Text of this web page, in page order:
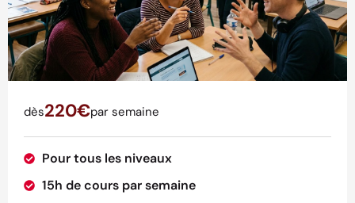
dès220€par semaine
Pour tous les niveaux
15h de cours par semaine